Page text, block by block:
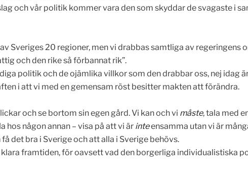
och vår politik kommer vara den som skyddar de svagaste i
Sveriges 20 regioner, men vi drabbas samtliga av
och den rike så förbannat rik”.
politik och de ojämlika villkor som den drabbar oss, nej idag
i att vi med en gemensam röst besitter makten att förändra.
och se bortom sin egen gård. Vi kan och vi måste, tala med
hos någon annan – visa på att vi är inteensamma utan vi är
det bra i Sverige och att alla i Sverige behövs.
framtiden, för oavsett vad den borgerliga individualistiska